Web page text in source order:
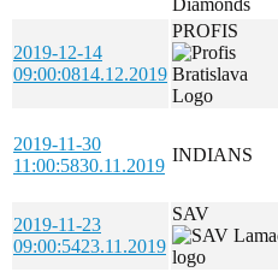
2019-12-14
09:00:0814.12.2019
PROFIS
2019-11-30
11:00:5830.11.2019
INDIANS
2019-11-23
09:00:5423.11.2019
SAV